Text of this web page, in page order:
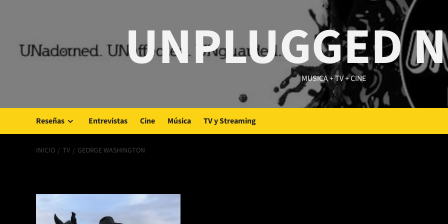
UNPLUGGED
MUSICA + TV + CINE
Reseñas Entrevistas Cine Música TV y Streaming
INICIO TV GEORGE WASHINGTON